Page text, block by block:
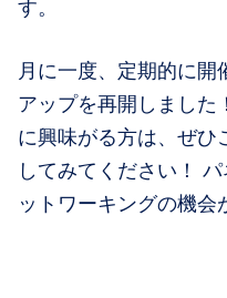
す。
月に一度、定期的に開
アップを再開しました
に興味がる方は、ぜひ
してみてください！
ットワーキングの機会